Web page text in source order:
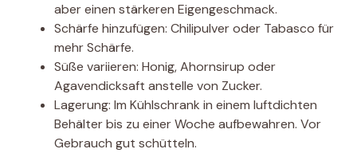
aber einen stärkeren Eigengeschmack.
Schärfe hinzufügen: Chilipulver oder Tabasco für
mehr Schärfe.
Süße variieren: Honig, Ahornsirup oder
Agavendicksaft anstelle von Zucker.
Lagerung: Im Kühlschrank in einem luftdichten
Behälter bis zu einer Woche aufbewahren. Vor
Gebrauch gut schütteln.